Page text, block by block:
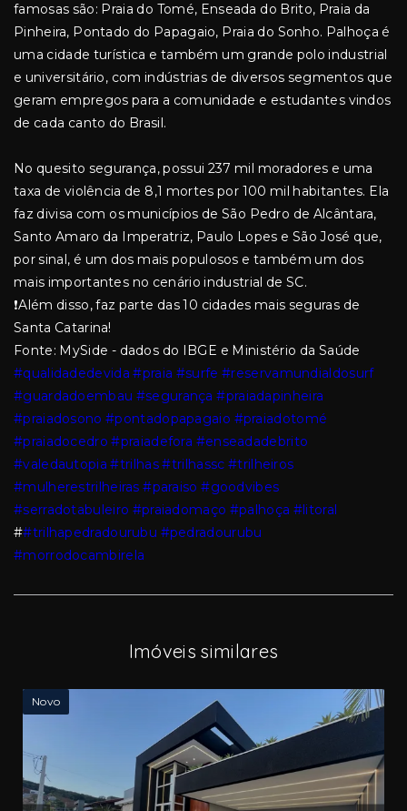
famosas são: Praia do Tomé, Enseada do Brito, Praia da
Pinheira, Pontado do Papagaio, Praia do Sonho. Palhoça é
uma cidade turística e também um grande polo industrial
e universitário, com indústrias de diversos segmentos que
geram empregos para a comunidade e estudantes vindos
de cada canto do Brasil.
No quesito segurança, possui 237 mil moradores e uma
taxa de violência de 8,1 mortes por 100 mil habitantes. Ela
faz divisa com os municípios de São Pedro de Alcântara,
Santo Amaro da Imperatriz, Paulo Lopes e São José que,
por sinal, é um dos mais populosos e também um dos
mais importantes no cenário industrial de SC.
❗Além disso, faz parte das 10 cidades mais seguras de
Santa Catarina!
Fonte: MySide - dados do IBGE e Ministério da Saúde
#qualidadedevida #praia #surfe #reservamundialdosurf
#guardadoembau #segurança #praiadapinheira
#praiadosono #pontadopapagaio #praiadotomé
#praiadocedro #praiadefora #enseadadebrito
#valedautopia #trilhas#trilhassc #trilheiros
#mulherestrilheiras #paraiso #goodvibes
#serradotabuleiro #praiadomaço #palhoça #litoral
##trilhapedradourubu #pedradourubu
#morrodocambirela
Imóveis similares
Novo